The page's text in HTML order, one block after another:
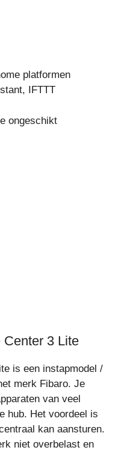
platformen
IFTTT
ongeschikt
Center 3 Lite
is een instapmodel /
merk Fibaro. Je
van veel
hub. Het voordeel is
kan aansturen.
niet overbelast en